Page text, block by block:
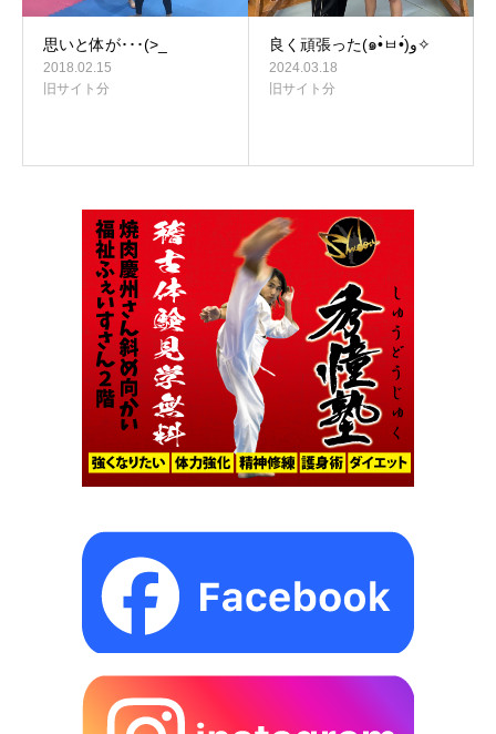
思いと体が･･･(>_
2018.02.15
旧サイト分
良く頑張った(๑•̀ㅂ•́)و✧
2024.03.18
旧サイト分